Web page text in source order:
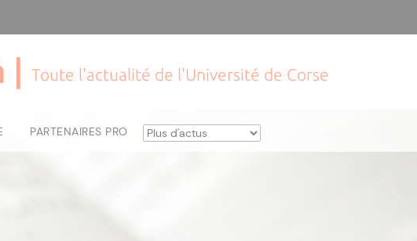
Toute l'actualité de l'Université de Corse
PARTENAIRES PRO